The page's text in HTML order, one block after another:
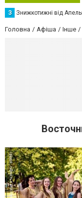
З Знижкотижні від
Головна Афіша Інше